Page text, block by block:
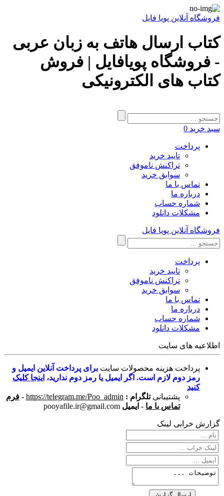
فروشگاه آنلاین پویا فایل
کتاب ارسال هاتف به زبان عربی
- فروشگاه پویافایل | فروش
کتاب های الکترونیکی
سبد خرید 0
پرداخت
تایید خرید
تراکنش ناموفق
سوابق خرید
تماس با ما
درباره ما
شماره حساب
مشکلات دانلود
فروشگاه آنلاین پویا فایل
پرداخت
تایید خرید
تراکنش ناموفق
سوابق خرید
تماس با ما
درباره ما
شماره حساب
مشکلات دانلود
اطلاعیه های سایت
پرداخت هزینه محصولات سایت برای پرداخت آنلاین ایمیل و
رمز دوم لازم است. اگر ایمیل یا رمز دوم ندارید، اینجا کلیک
کنید
پشتیبانی تلگرام : https://telegram.me/Poo_admin
- فرم
تماس با ما - ایمیل pooyafile.ir@gmail.com
گزارش خرابی لینک